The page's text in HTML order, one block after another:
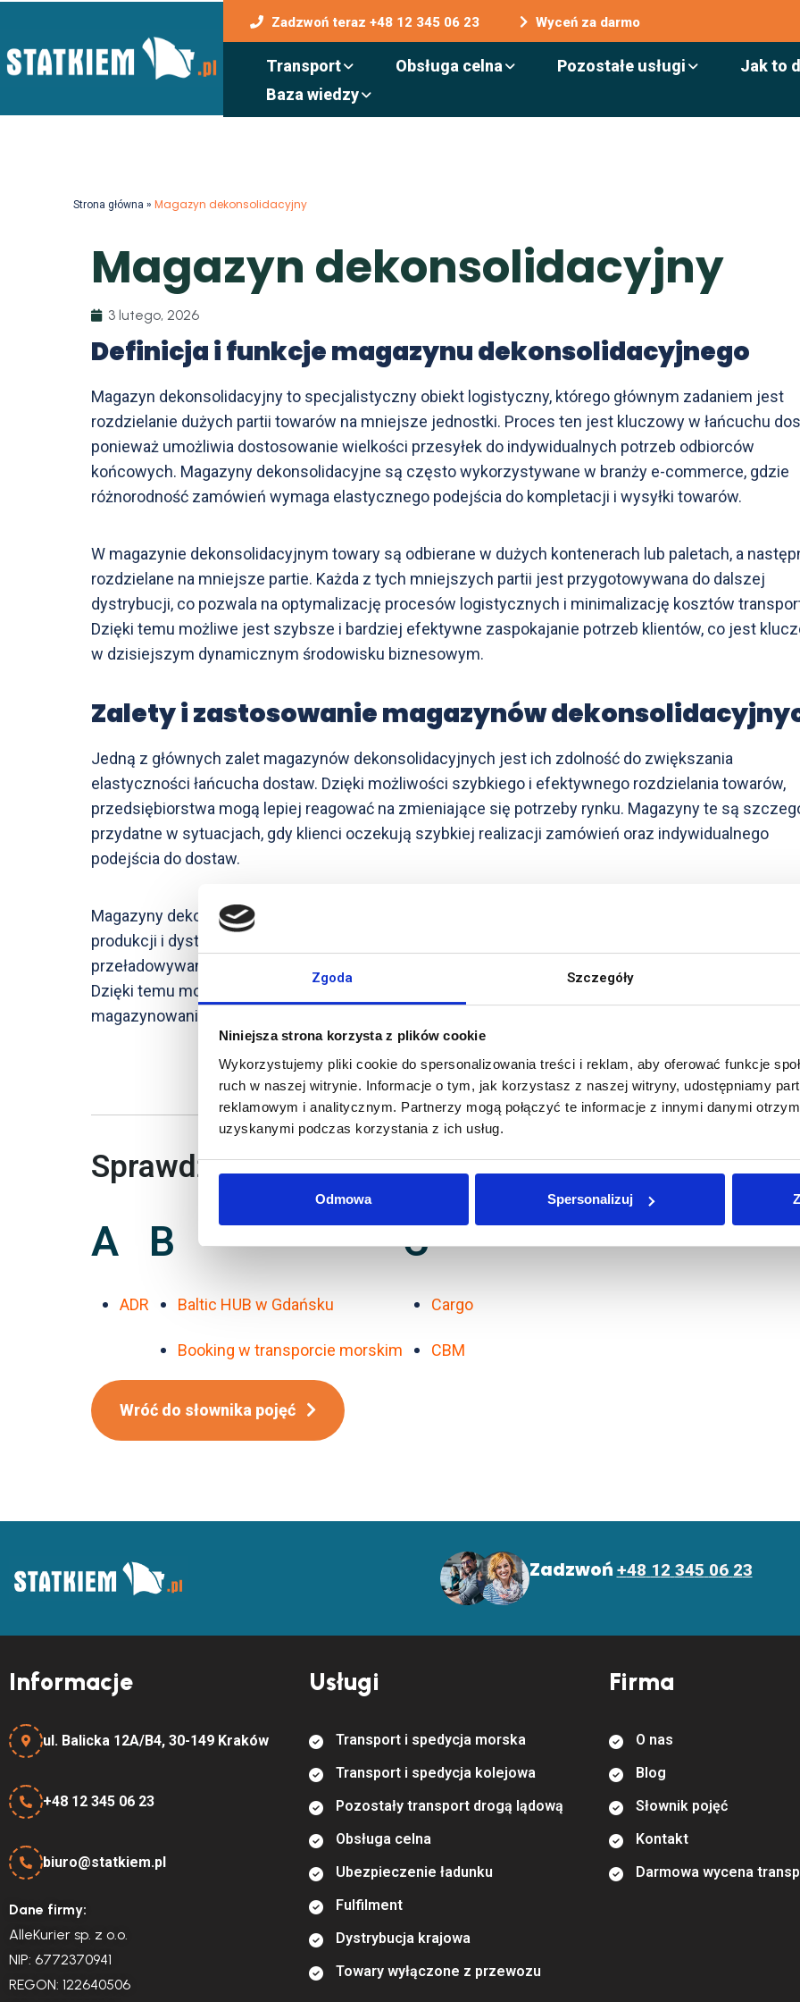
Zgoda Szczegóły
Niniejsza strona korzysta z plików cookie
Wykorzystujemy pliki cookie do spersonalizowania treści i reklam, aby oferować funkcje
ruch w naszej witrynie. Informacje o tym, jak korzystasz z naszej witryny, udostępniamy
reklamowym i analitycznym. Partnerzy mogą połączyć te informacje z innymi danymi
uzyskanymi podczas korzystania z ich usług.
Odmowa Spersonalizuj
Zadzwoń teraz +48 12 345 06 23 Wyceń za darmo
Transport Obsługa celna Pozostałe usługi Jak to
Baza wiedzy
Strona główna » Magazyn dekonsolidacyjny
Magazyn dekonsolidacyjny
3 lutego, 2026
Definicja i funkcje magazynu dekonsolidacyjnego
Magazyn dekonsolidacyjny to specjalistyczny obiekt logistyczny, którego głównym zadaniem jest
rozdzielanie dużych partii towarów na mniejsze jednostki. Proces ten jest kluczowy w łańcuchu
ponieważ umożliwia dostosowanie wielkości przesyłek do indywidualnych potrzeb odbiorców
końcowych. Magazyny dekonsolidacyjne są często wykorzystywane w branży e-commerce, gdzie
różnorodność zamówień wymaga elastycznego podejścia do kompletacji i wysyłki towarów.
W magazynie dekonsolidacyjnym towary są odbierane w dużych kontenerach lub paletach, a
rozdzielane na mniejsze partie. Każda z tych mniejszych partii jest przygotowywana do dalszej
dystrybucji, co pozwala na optymalizację procesów logistycznych i minimalizację kosztów
Dzięki temu możliwe jest szybsze i bardziej efektywne zaspokajanie potrzeb klientów, co jest
w dzisiejszym dynamicznym środowisku biznesowym.
Zalety i zastosowanie magazynów
Jedną z głównych zalet magazynów dekonsolidacyjnych jest ich zdolność do zwiększania
elastyczności łańcucha dostaw. Dzięki możliwości szybkiego i efektywnego rozdzielania towarów,
przedsiębiorstwa mogą lepiej reagować na zmieniające się potrzeby rynku. Magazyny te są
przydatne w sytuacjach, gdy klienci oczekują szybkiej realizacji zamówień oraz indywidualnego
podejścia do dostaw.
Magazyny dekonsolidacyjne znajdują zastosowanie w różnych branżach, w tym w handlu
produkcji i dystrybucji. Wspierają one procesy takie jak cross-docking, gdzie towary są szybko
przeładowywane z jednego środka transportu na inny, bez konieczności długotrwałego składowania.
Dzięki temu możliwe jest skrócenie czasu realizacji zamówień oraz redukcja kosztów związanych z
magazynowaniem i transportem.
Sprawdź także
A
ADR
B
Baltic HUB w Gdańsku
Booking w transporcie morskim
C
Cargo
CBM
Wróć do słownika pojęć
Zadzwoń +48 12 345 06 23
Informacje
ul. Balicka 12A/B4, 30-149 Kraków
+48 12 345 06 23
biuro@statkiem.pl
Dane firmy:
AlleKurier sp. z o.o.
NIP: 6772370941
REGON: 122640506
Usługi
Transport i spedycja morska
Transport i spedycja kolejowa
Pozostały transport drogą lądową
Obsługa celna
Ubezpieczenie ładunku
Fulflment
Dystrybucja krajowa
Towary wyłączone z przewozu
Firma
O nas
Blog
Słownik pojęć
Kontakt
Darmowa wycena transp